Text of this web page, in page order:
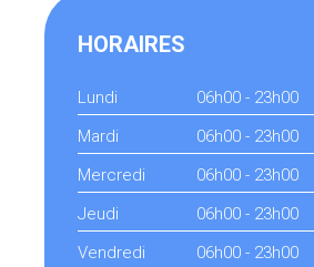
HORAIRES
Lundi
06h00 - 23h00
Mardi
06h00 - 23h00
Mercredi
06h00 - 23h00
Jeudi
06h00 - 23h00
Vendredi
06h00 - 23h00